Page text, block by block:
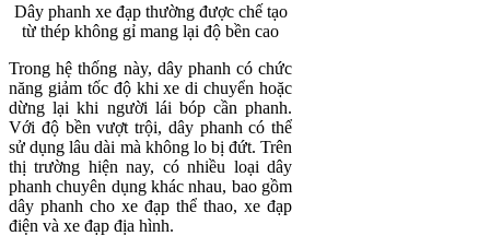
Dây phanh xe đạp thường được chế tạo
từ thép không gỉ mang lại độ bền cao
Trong hệ thống này, dây phanh có chức
năng giảm tốc độ khi xe di chuyển hoặc
dừng lại khi người lái bóp cần phanh.
Với độ bền vượt trội, dây phanh có thể
sử dụng lâu dài mà không lo bị đứt. Trên
thị trường hiện nay, có nhiều loại dây
phanh chuyên dụng khác nhau, bao gồm
dây phanh cho xe đạp thể thao, xe đạp
điện và xe đạp địa hình.